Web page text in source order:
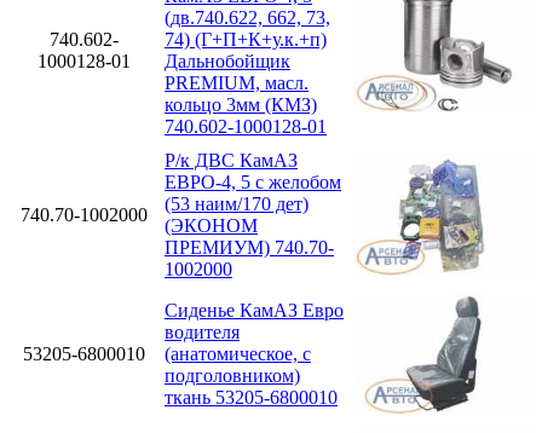
740.602-
1000128-01
(дв.740.622, 662, 73,
74) (Г+П+К+у.к.+п)
Дальнобойщик
PREMIUM, масл.
кольцо 3мм (КМЗ)
740.602-1000128-01
740.70-1002000
Р/к ДВС КамАЗ
ЕВРО-4, 5 с желобом
(53 наим/170 дет)
(ЭКОНОМ
ПРЕМИУМ) 740.70-
1002000
53205-6800010
Сиденье КамАЗ Евро
водителя
(анатомическое, с
подголовником)
ткань 53205-6800010